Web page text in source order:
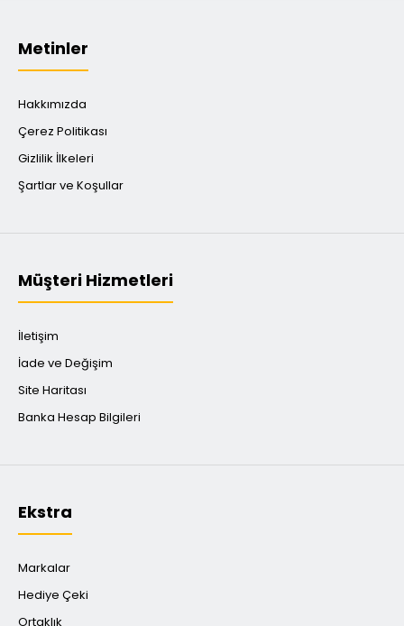
Metinler
Hakkımızda
Çerez Politikası
Gizlilik İlkeleri
Şartlar ve Koşullar
Müşteri Hizmetleri
İletişim
İade ve Değişim
Site Haritası
Banka Hesap Bilgileri
Ekstra
Markalar
Hediye Çeki
Ortaklık